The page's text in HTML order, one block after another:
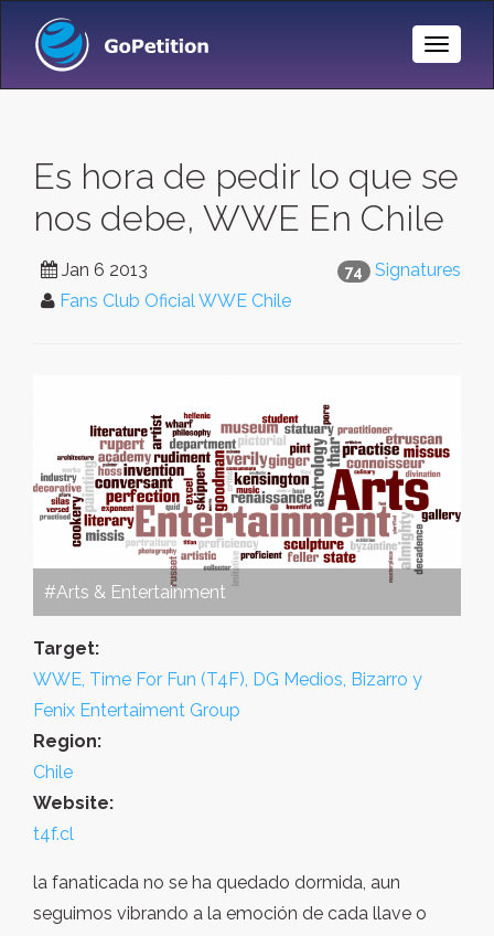
Toggle
Es hora de pedir lo que se
nos debe, WWE En Chile
74 Signatures
Jan 6 2013
Fans Club Oficial WWE Chile
#Arts & Entertainment
Target:
WWE, Time For Fun (T4F), DG Medios, Bizarro y
Fenix Entertaiment Group
Region:
Chile
Website:
t4f.cl
la fanaticada no se ha quedado dormida, aun
seguimos vibrando a la emoción de cada llave o